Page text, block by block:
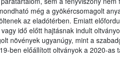
még a gyökércsomagolt
az eladótérben. Emiatt
idő előtt hajtásnak indult
növények ugyanúgy, mint a
ben előállított oltványok a 2020-as